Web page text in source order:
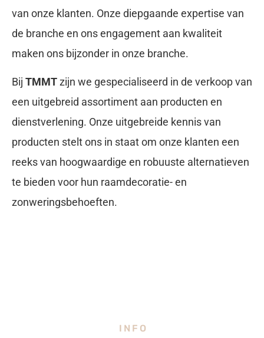
van onze klanten. Onze diepgaande expertise van
de branche en ons engagement aan kwaliteit
maken ons bijzonder in onze branche.
Bij TMMTzijn we gespecialiseerd in de verkoop van
een uitgebreid assortiment aan producten en
dienstverlening. Onze uitgebreide kennis van
producten stelt ons in staat om onze klanten een
reeks van hoogwaardige en robuuste alternatieven
te bieden voor hun raamdecoratie- en
zonweringsbehoeften.
INFO